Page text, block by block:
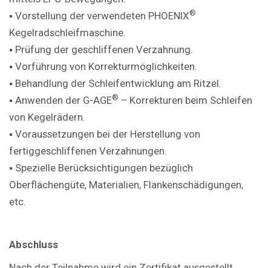
▪ Vorstellung der verwendeten PHOENIX®
Kegelradschleifmaschine.
▪ Prüfung der geschliffenen Verzahnung.
▪ Vorführung von Korrekturmöglichkeiten.
▪ Behandlung der Schleifentwicklung am Ritzel.
▪ Anwenden der G-AGE® – Korrekturen beim Schleifen
von Kegelrädern.
▪ Voraussetzungen bei der Herstellung von
fertiggeschliffenen Verzahnungen.
▪ Spezielle Berücksichtigungen bezüglich
Oberflächengüte, Materialien, Flankenschädigungen,
etc.
Abschluss